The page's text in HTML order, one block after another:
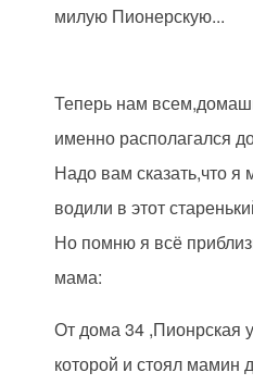
милую Пионерскую...
Теперь нам
именно располагался
Надо вам сказать,что я
водили в этот
Но помню я всё
мама:
От дома 34 ,Пионрская
которой и стоял мамин